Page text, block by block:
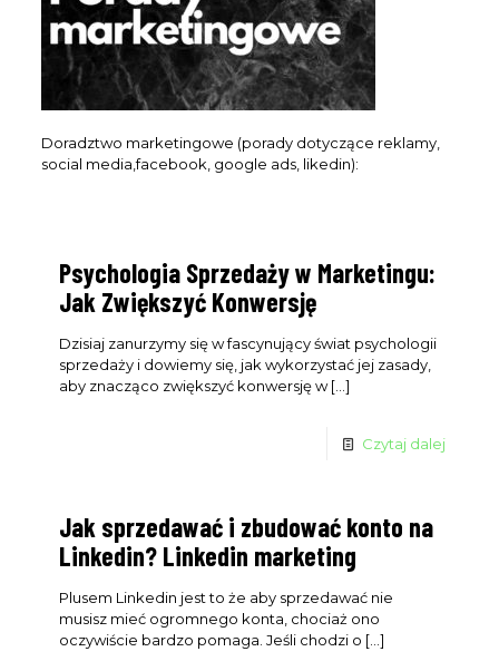
Doradztwo marketingowe (porady dotyczące reklamy,
social media,facebook, google ads, likedin):
Psychologia Sprzedaży w Marketingu:
Jak Zwiększyć Konwersję
Dzisiaj zanurzymy się w fascynujący świat psychologii
sprzedaży i dowiemy się, jak wykorzystać jej zasady,
aby znacząco zwiększyć konwersję w[…]
Czytaj dalej
Jak sprzedawać i zbudować konto na
Linkedin? Linkedin marketing
Plusem Linkedin jest to że aby sprzedawać nie
musisz mieć ogromnego konta, chociaż ono
oczywiście bardzo pomaga. Jeśli chodzi o […]